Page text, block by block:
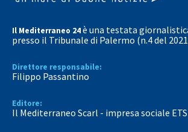
Il Mediterraneo 24è una testata
presso il Tribunale di Palermo (n.4 del
Direttore responsabile:
Filippo Passantino
Editore:
Il Mediterraneo Scarl - impresa sociale ETS